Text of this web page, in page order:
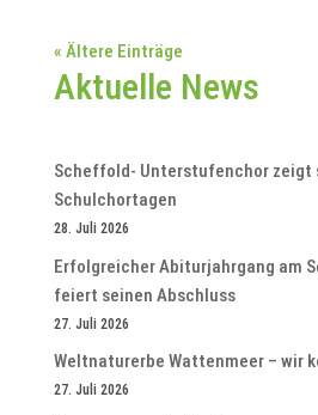
« Ältere Einträge
Aktuelle News
Scheffold- Unterstufenchor zeigt
Schulchortagen
28. Juli 2026
Erfolgreicher Abiturjahrgang am
feiert seinen Abschluss
27. Juli 2026
Weltnaturerbe Wattenmeer – wir
27. Juli 2026